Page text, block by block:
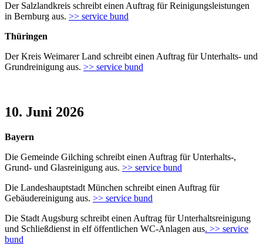
Der Salzlandkreis schreibt einen Auftrag für Reinigungsleistungen
in Bernburg aus. >> service bund
Thüringen
Der Kreis Weimarer Land schreibt einen Auftrag für Unterhalts- und
Grundreinigung aus. >> service bund
10. Juni 2026
Bayern
Die Gemeinde Gilching schreibt einen Auftrag für Unterhalts-,
Grund- und Glasreinigung aus. >> service bund
Die Landeshauptstadt München schreibt einen Auftrag für
Gebäudereinigung aus. >> service bund
Die Stadt Augsburg schreibt einen Auftrag für Unterhaltsreinigung
und Schließdienst in elf öffentlichen WC-Anlagen aus. >> service
bund